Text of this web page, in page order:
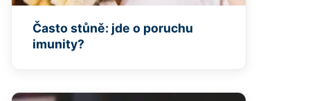
Často stůně: jde o poruchu
imunity?